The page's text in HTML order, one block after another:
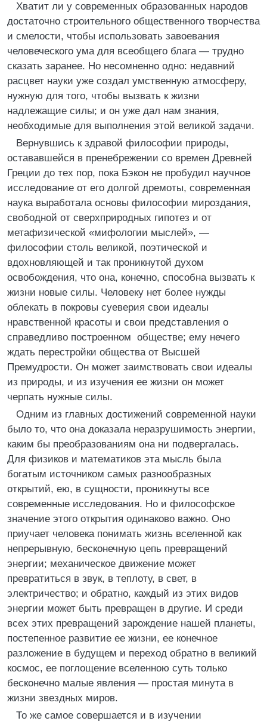
Хватит ли у современных образованных народов
достаточно строительного общественного творчества
и смелости, чтобы использовать завоевания
человеческого ума для всеобщего блага — трудно
сказать заранее. Но несомненно одно: недавний
расцвет науки уже создал умственную атмосферу,
нужную для того, чтобы вызвать к жизни
надлежащие силы; и он уже дал нам знания,
необходимые для выполнения этой великой задачи.
Вернувшись к здравой философии природы,
остававшейся в пренебрежении со времен Древней
Греции до тех пор, пока Бэкон не пробудил научное
исследование от его долгой дремоты, современная
наука выработала основы философии мироздания,
свободной от сверхприродных гипотез и от
метафизической «мифологии мыслей», —
философии столь великой, поэтической и
вдохновляющей и так проникнутой духом
освобождения, что она, конечно, способна вызвать к
жизни новые силы. Человеку нет более нужды
облекать в покровы суеверия свои идеалы
нравственной красоты и свои представления о
справедливо построенном обществе; ему нечего
ждать перестройки общества от Высшей
Премудрости. Он может заимствовать свои идеалы
из природы, и из изучения ее жизни он может
черпать нужные силы.
Одним из главных достижений современной науки
было то, что она доказала неразрушимость энергии,
каким бы преобразованиям она ни подвергалась.
Для физиков и математиков эта мысль была
богатым источником самых разнообразных
открытий, ею, в сущности, проникнуты все
современные исследования. Но и философское
значение этого открытия одинаково важно. Оно
приучает человека понимать жизнь вселенной как
непрерывную, бесконечную цепь превращений
энергии; механическое движение может
превратиться в звук, в теплоту, в свет, в
электричество; и обратно, каждый из этих видов
энергии может быть превращен в другие. И среди
всех этих превращений зарождение нашей планеты,
постепенное развитие ее жизни, ее конечное
разложение в будущем и переход обратно в великий
космос, ее поглощение вселенною суть только
бесконечно малые явления — простая минута в
жизни звездных миров.
То же самое совершается и в изучении